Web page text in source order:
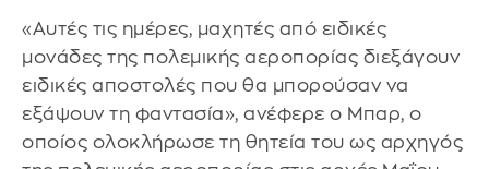
«Αυτές τις ημέρες, μαχητές από ειδικές
μονάδες της πολεμικής αεροπορίας διεξάγουν
ειδικές αποστολές που θα μπορούσαν να
εξάψουν τη φαντασία», ανέφερε ο Μπαρ, ο
οποίος ολοκλήρωσε τη θητεία του ως αρχηγός